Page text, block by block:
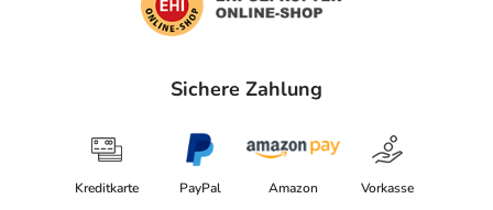
Sichere Zahlung
Kreditkarte PayPal Amazon Vorkasse